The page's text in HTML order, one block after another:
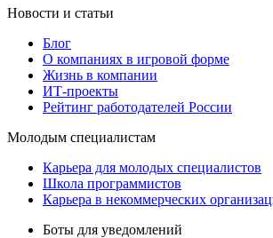
Новости и статьи
Блог
О компаниях в игровой форме
Жизнь в компании
ИТ-проекты
Рейтинг работодателей России
Молодым специалистам
Карьера для молодых специалистов
Школа программистов
Карьера в некоммерческих
Боты для уведомлений